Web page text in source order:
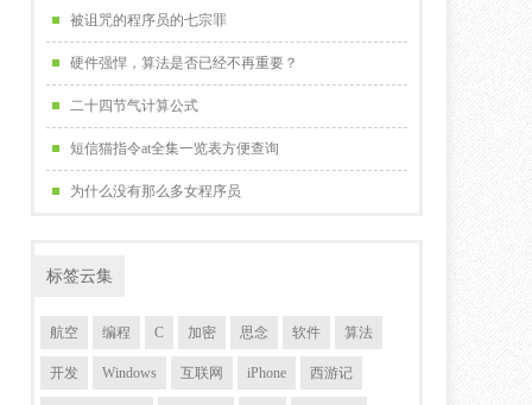
被诅咒的程序员的七宗罪
硬件强悍，算法是否已经不再重要？
二十四节气计算公式
短信猫指令at全集一览表方便查询
为什么没有那么多女程序员
标签云集
航空 编程 C 加密 思念 软件 算法
开发 Windows 互联网 iPhone 西游记